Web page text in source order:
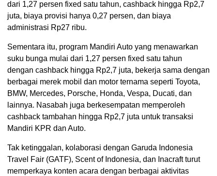
dari 1,27 persen fixed satu tahun, cashback hingga Rp2,7
juta, biaya provisi hanya 0,27 persen, dan biaya
administrasi Rp27 ribu.
Sementara itu, program Mandiri Auto yang menawarkan
suku bunga mulai dari 1,27 persen fixed satu tahun
dengan cashback hingga Rp2,7 juta, bekerja sama dengan
berbagai merek mobil dan motor ternama seperti Toyota,
BMW, Mercedes, Porsche, Honda, Vespa, Ducati, dan
lainnya. Nasabah juga berkesempatan memperoleh
cashback tambahan hingga Rp2,7 juta untuk transaksi
Mandiri KPR dan Auto.
Tak ketinggalan, kolaborasi dengan Garuda Indonesia
Travel Fair (GATF), Scent of Indonesia, dan Inacraft turut
memperkaya konten acara dengan berbagai aktivitas